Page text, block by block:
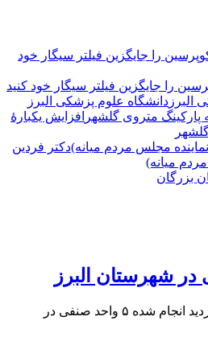
را جایگزین فیلتر سیگار خود کنید
دانشگاه علوم پزشکی البرز
افزایش یکبارۀ
دكتر فردين
میانه)
بزرگان
محمد نصیری گفت: در ۴۵ بازدید انجام شده ۵ واحد صنفی در